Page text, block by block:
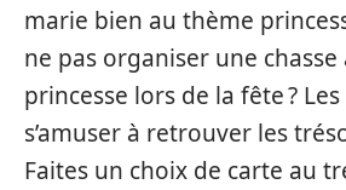
marie bien au thème
ne pas organiser une
princesse lors de la fête ?
s’amuser à retrouver les
Faites un choix de carte au